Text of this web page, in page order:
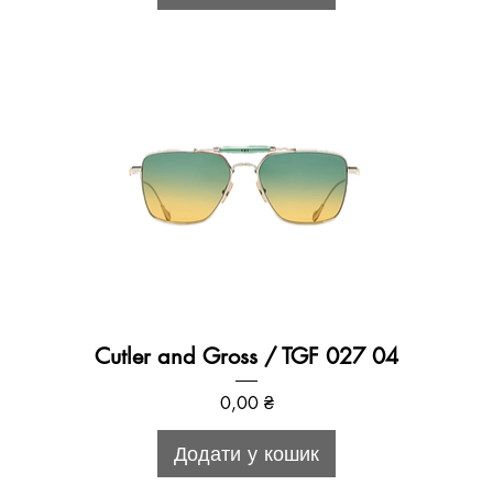
Cutler and Gross / TGF 027 04
Ціна
0,00 ₴
Додати у кошик